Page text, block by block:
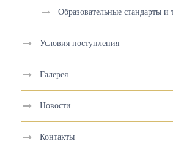
Образовательные стандарты и
Условия поступления
Галерея
Новости
Контакты